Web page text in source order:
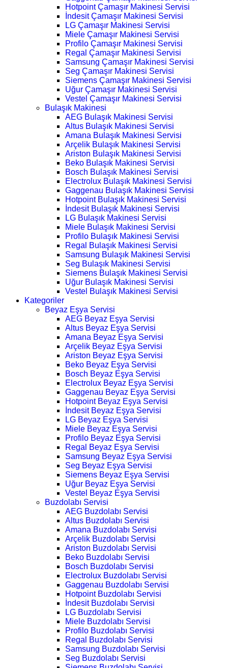
Hotpoint Çamaşır Makinesi Servisi
İndesit Çamaşır Makinesi Servisi
LG Çamaşır Makinesi Servisi
Miele Çamaşır Makinesi Servisi
Profilo Çamaşır Makinesi Servisi
Regal Çamaşır Makinesi Servisi
Samsung Çamaşır Makinesi Servisi
Seg Çamaşır Makinesi Servisi
Siemens Çamaşır Makinesi Servisi
Uğur Çamaşır Makinesi Servisi
Vestel Çamaşır Makinesi Servisi
Bulaşık Makinesi
AEG Bulaşık Makinesi Servisi
Altus Bulaşık Makinesi Servisi
Amana Bulaşık Makinesi Servisi
Arçelik Bulaşık Makinesi Servisi
Ariston Bulaşık Makinesi Servisi
Beko Bulaşık Makinesi Servisi
Bosch Bulaşık Makinesi Servisi
Electrolux Bulaşık Makinesi Servisi
Gaggenau Bulaşık Makinesi Servisi
Hotpoint Bulaşık Makinesi Servisi
İndesit Bulaşık Makinesi Servisi
LG Bulaşık Makinesi Servisi
Miele Bulaşık Makinesi Servisi
Profilo Bulaşık Makinesi Servisi
Regal Bulaşık Makinesi Servisi
Samsung Bulaşık Makinesi Servisi
Seg Bulaşık Makinesi Servisi
Siemens Bulaşık Makinesi Servisi
Uğur Bulaşık Makinesi Servisi
Vestel Bulaşık Makinesi Servisi
Kategoriler
Beyaz Eşya Servisi
AEG Beyaz Eşya Servisi
Altus Beyaz Eşya Servisi
Amana Beyaz Eşya Servisi
Arçelik Beyaz Eşya Servisi
Ariston Beyaz Eşya Servisi
Beko Beyaz Eşya Servisi
Bosch Beyaz Eşya Servisi
Electrolux Beyaz Eşya Servisi
Gaggenau Beyaz Eşya Servisi
Hotpoint Beyaz Eşya Servisi
İndesit Beyaz Eşya Servisi
LG Beyaz Eşya Servisi
Miele Beyaz Eşya Servisi
Profilo Beyaz Eşya Servisi
Regal Beyaz Eşya Servisi
Samsung Beyaz Eşya Servisi
Seg Beyaz Eşya Servisi
Siemens Beyaz Eşya Servisi
Uğur Beyaz Eşya Servisi
Vestel Beyaz Eşya Servisi
Buzdolabı Servisi
AEG Buzdolabı Servisi
Altus Buzdolabı Servisi
Amana Buzdolabı Servisi
Arçelik Buzdolabı Servisi
Ariston Buzdolabı Servisi
Beko Buzdolabı Servisi
Bosch Buzdolabı Servisi
Electrolux Buzdolabı Servisi
Gaggenau Buzdolabı Servisi
Hotpoint Buzdolabı Servisi
İndesit Buzdolabı Servisi
LG Buzdolabı Servisi
Miele Buzdolabı Servisi
Profilo Buzdolabı Servisi
Regal Buzdolabı Servisi
Samsung Buzdolabı Servisi
Seg Buzdolabı Servisi